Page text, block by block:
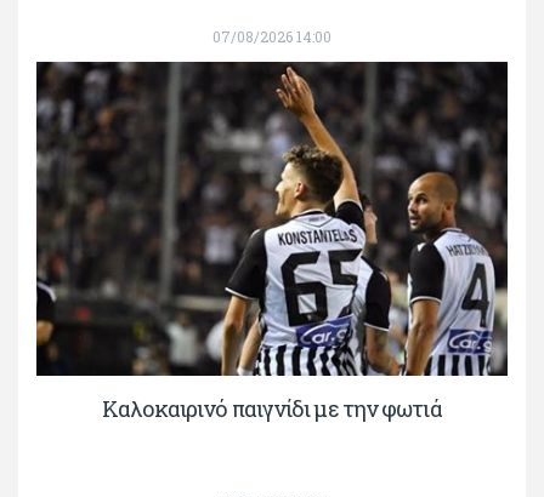
07/08/2026 14:00
Καλοκαιρινό παιγνίδι με την φωτιά